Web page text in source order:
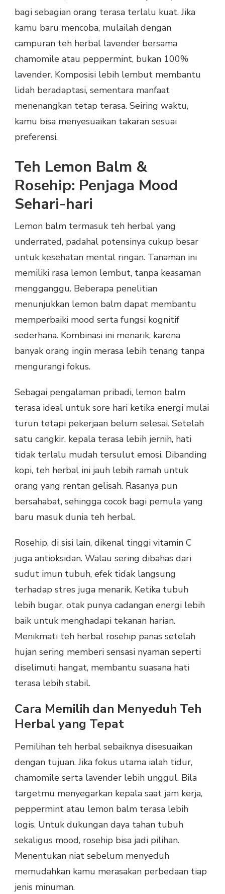
bagi sebagian orang terasa terlalu kuat. Jika
kamu baru mencoba, mulailah dengan
campuran teh herbal lavender bersama
chamomile atau peppermint, bukan 100%
lavender. Komposisi lebih lembut membantu
lidah beradaptasi, sementara manfaat
menenangkan tetap terasa. Seiring waktu,
kamu bisa menyesuaikan takaran sesuai
preferensi.
Teh Lemon Balm &
Rosehip: Penjaga Mood
Sehari-hari
Lemon balm termasuk teh herbal yang
underrated, padahal potensinya cukup besar
untuk kesehatan mental ringan. Tanaman ini
memiliki rasa lemon lembut, tanpa keasaman
mengganggu. Beberapa penelitian
menunjukkan lemon balm dapat membantu
memperbaiki mood serta fungsi kognitif
sederhana. Kombinasi ini menarik, karena
banyak orang ingin merasa lebih tenang tanpa
mengurangi fokus.
Sebagai pengalaman pribadi, lemon balm
terasa ideal untuk sore hari ketika energi mulai
turun tetapi pekerjaan belum selesai. Setelah
satu cangkir, kepala terasa lebih jernih, hati
tidak terlalu mudah tersulut emosi. Dibanding
kopi, teh herbal ini jauh lebih ramah untuk
orang yang rentan gelisah. Rasanya pun
bersahabat, sehingga cocok bagi pemula yang
baru masuk dunia teh herbal.
Rosehip, di sisi lain, dikenal tinggi vitamin C
juga antioksidan. Walau sering dibahas dari
sudut imun tubuh, efek tidak langsung
terhadap stres juga menarik. Ketika tubuh
lebih bugar, otak punya cadangan energi lebih
baik untuk menghadapi tekanan harian.
Menikmati teh herbal rosehip panas setelah
hujan sering memberi sensasi nyaman seperti
diselimuti hangat, membantu suasana hati
terasa lebih stabil.
Cara Memilih dan Menyeduh Teh
Herbal yang Tepat
Pemilihan teh herbal sebaiknya disesuaikan
dengan tujuan. Jika fokus utama ialah tidur,
chamomile serta lavender lebih unggul. Bila
targetmu menyegarkan kepala saat jam kerja,
peppermint atau lemon balm terasa lebih
logis. Untuk dukungan daya tahan tubuh
sekaligus mood, rosehip bisa jadi pilihan.
Menentukan niat sebelum menyeduh
memudahkan kamu merasakan perbedaan tiap
jenis minuman.